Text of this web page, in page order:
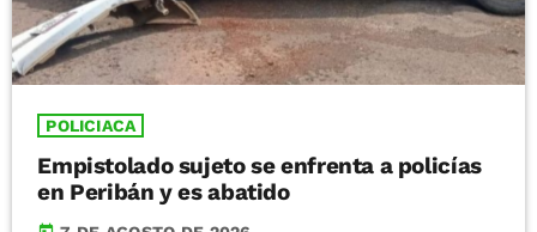
POLICIACA
Empistolado sujeto se enfrenta a policías
en Peribán y es abatido